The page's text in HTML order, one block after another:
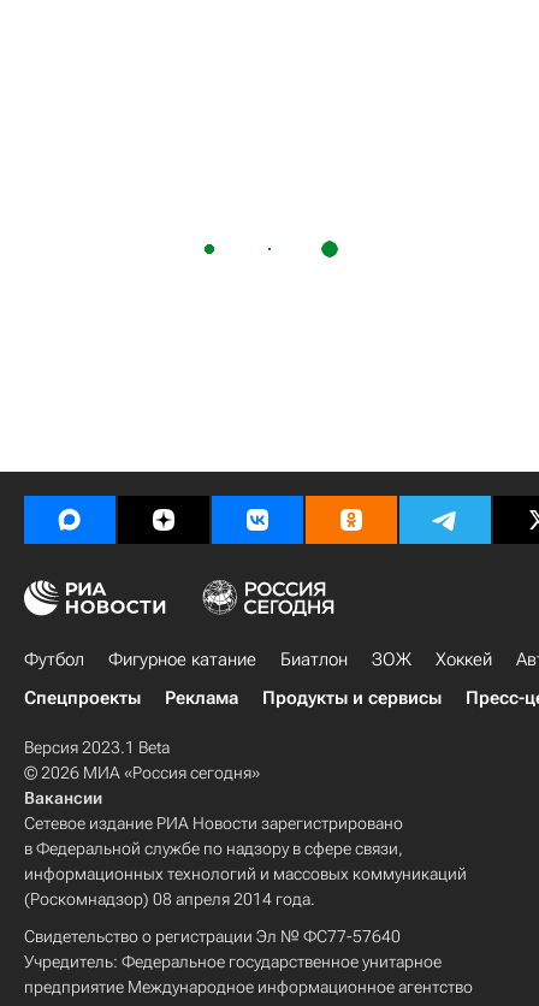
Футбол Фигурное катание Биатлон ЗОЖ Хоккей
Спецпроекты
Реклама Продукты и сервисы Пресс-
Версия 2023.1 Beta
© 2026 МИА «Россия сегодня»
Вакансии
Сетевое издание РИА Новости зарегистрировано
в Федеральной службе по надзору в сфере связи,
информационных технологий и массовых коммуникаций
(Роскомнадзор) 08 апреля 2014 года.
Свидетельство о регистрации Эл № ФС77-57640
Учредитель: Федеральное государственное унитарное
предприятие Международное информационное агентство